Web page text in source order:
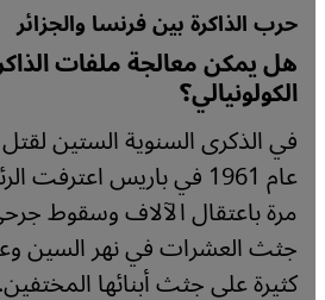
حرب الذاكرة بين فرنسا والجزائر
هل يمكن معالجة ملفات
الكولونيالي؟
في الذكرى السنوية الستين
عام 1961 في باريس
مرة باعتقال الآلاف وسقوط
جثث العشرات في نهر السين
كثيرة على جثث أبنائها المختفين.